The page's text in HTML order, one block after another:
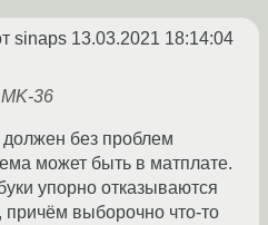
sinaps 13.03.2021 18:14:04
36
без проблем
может быть в матплате.
упорно отказываются
причём выборочно что-то